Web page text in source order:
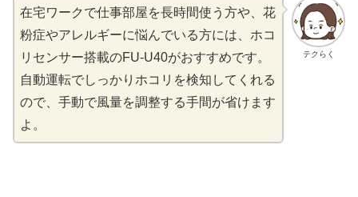
テクらく
在宅ワークで仕事部屋を長時間使う方や、花
粉症やアレルギーに悩んでいる方には、ホコ
リセンサー搭載のFU-U40がおすすめです。
自動運転でしっかりホコリを検知してくれる
ので、手動で風量を調整する手間が省けます
よ。